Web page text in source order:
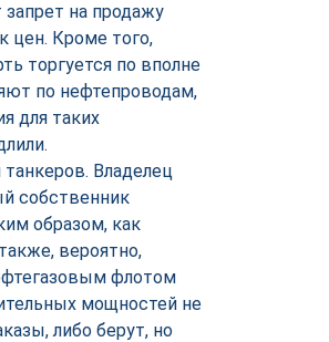
на продажу
цен. Кроме того,
торгуется по вполне
по нефтепроводам,
для таких
Владелец
собственник
образом, как
вероятно,
флотом
мощностей не
либо берут, но